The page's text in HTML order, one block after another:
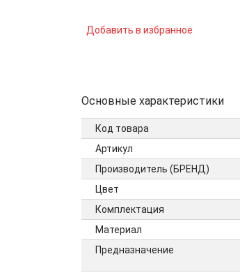
Добавить в избранное
Основные характеристики
Код товара
Артикул
Производитель (БРЕНД)
Цвет
Комплектация
Материал
Предназначение